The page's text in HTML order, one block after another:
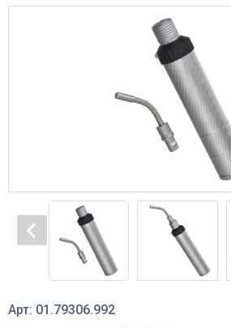
Арт: 01.79306.992